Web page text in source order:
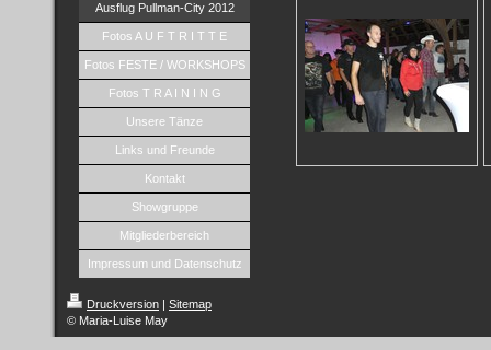
Ausflug Pullman-City 2012
Fotos A U F T R I T T E
Fotos FESTE / WORKSHOPS
Fotos T R A I N I N G
Unsere Tänze
Links und Freunde
Kontakt
Showgruppe
Mitgliederbereich
Impressum und Datenschutz
Druckversion | Sitemap
© Maria-Luise May